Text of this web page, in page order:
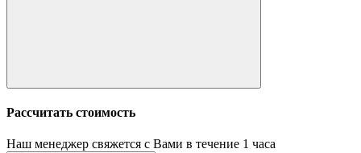
Рассчитать стоимость
Наш менеджер свяжется с Вами в течение 1 часа